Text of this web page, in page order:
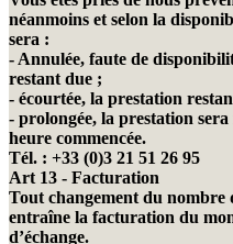
néanmoins et selon la
sera :
- Annulée, faute de
restant due ;
- écourtée, la prestation
- prolongée, la prestation
heure commencée.
Tél. : +33 (0)3 21 51 26 95
Art 13 - Facturation
Tout changement du nombre
entraîne la facturation du
d’échange.